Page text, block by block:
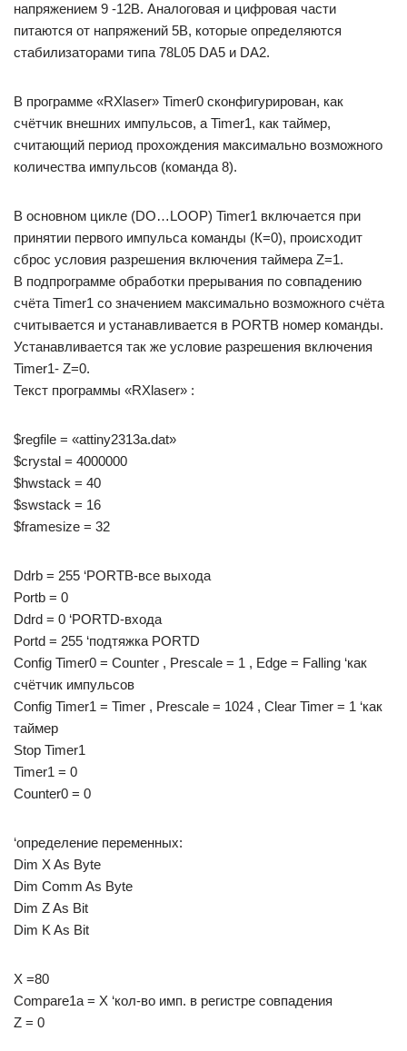
напряжением 9 -12В. Аналоговая и цифровая части
питаются от напряжений 5В, которые определяются
стабилизаторами типа 78L05 DA5 и DA2.
В программе «RXlaser» Timer0 сконфигурирован, как
счётчик внешних импульсов, а Timer1, как таймер,
считающий период прохождения максимально возможного
количества импульсов (команда 8).
В основном цикле (DO…LOOP) Timer1 включается при
принятии первого импульса команды (К=0), происходит
сброс условия разрешения включения таймера Z=1.
В подпрограмме обработки прерывания по совпадению
cчёта Timer1 со значением максимально возможного счёта
считывается и устанавливается в PORTB номер команды.
Устанавливается так же условие разрешения включения
Timer1- Z=0.
Текст программы «RXlaser» :
$regfile = «attiny2313a.dat»
$crystal = 4000000
$hwstack = 40
$swstack = 16
$framesize = 32
Ddrb = 255 ‘PORTB-все выхода
Portb = 0
Ddrd = 0 ‘PORTD-входа
Portd = 255 ‘подтяжка PORTD
Config Timer0 = Counter , Prescale = 1 , Edge = Falling ‘как
счётчик импульсов
Config Timer1 = Timer , Prescale = 1024 , Clear Timer = 1 ‘как
таймер
Stop Timer1
Timer1 = 0
Counter0 = 0
‘определение переменных:
Dim X As Byte
Dim Comm As Byte
Dim Z As Bit
Dim K As Bit
X =80
Compare1a = X ‘кол-во имп. в регистре совпадения
Z = 0